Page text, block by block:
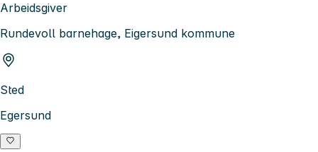
Arbeidsgiver
Rundevoll barnehage, Eigersund kommune
Sted
Egersund